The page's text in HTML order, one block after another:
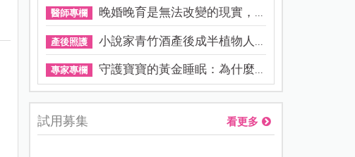
醫師專欄 晚婚晚育是無法改變的現實，...
產後照護 小說家青竹酒產後成半植物人...
專家專欄 守護寶寶的黃金睡眠：為什麼...
試用募集 看更多